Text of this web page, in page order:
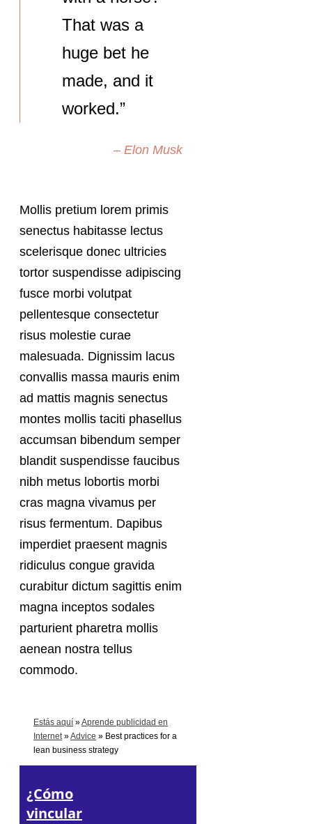
That was a
huge bet he
made, and it
worked.”
– Elon Musk
Mollis pretium lorem primis
senectus habitasse lectus
scelerisque donec ultricies
tortor suspendisse adipiscing
fusce morbi volutpat
pellentesque consectetur
risus molestie curae
malesuada. Dignissim lacus
convallis massa mauris enim
ad mattis magnis senectus
montes mollis taciti phasellus
accumsan bibendum semper
blandit suspendisse faucibus
nibh metus lobortis morbi
cras magna vivamus per
risus fermentum. Dapibus
imperdiet praesent magnis
ridiculus congue gravida
curabitur dictum sagittis enim
magna inceptos sodales
parturient pharetra mollis
aenean nostra tellus
commodo.
Estás aquí »Aprende publicidad en
Internet»Advice » Best practices for a
lean business strategy
¿Cómo
vincular